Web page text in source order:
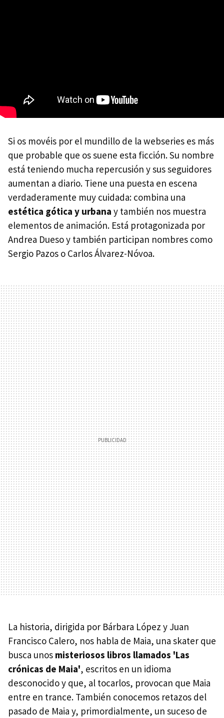
Si os movéis por el mundillo de la webseries es más
que probable que os suene esta ficción. Su nombre
está teniendo mucha repercusión y sus seguidores
aumentan a diario. Tiene una puesta en escena
verdaderamente muy cuidada: combina una
estética gótica y urbana y también nos muestra
elementos de animación. Está protagonizada por
Andrea Dueso y también participan nombres como
Sergio Pazos o Carlos Álvarez-Nóvoa.
La historia, dirigida por Bárbara López y Juan
Francisco Calero, nos habla de Maia, una skater que
busca unos misteriosos libros llamados 'Las
crónicas de Maia', escritos en un idioma
desconocido y que, al tocarlos, provocan que Maia
entre en trance. También conocemos retazos del
pasado de Maia y, primordialmente, un suceso de